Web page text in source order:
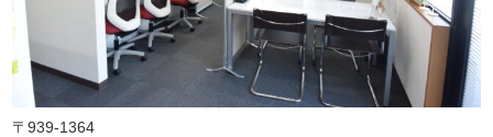
〒939-1364